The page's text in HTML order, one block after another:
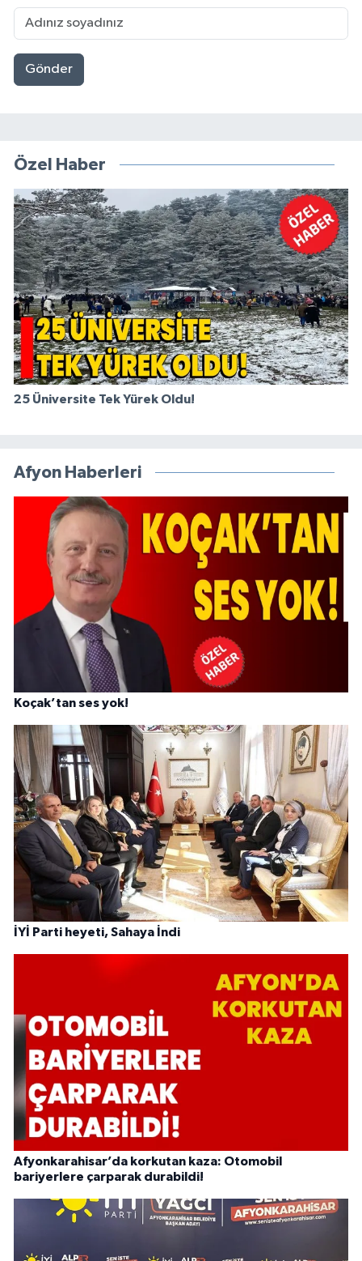
Gönder
Özel Haber
25 Üniversite Tek Yürek Oldu!
Afyon Haberleri
Koçak’tan ses yok!
İYİ Parti heyeti, Sahaya İndi
Afyonkarahisar’da korkutan kaza: Otomobil
bariyerlere çarparak durabildi!